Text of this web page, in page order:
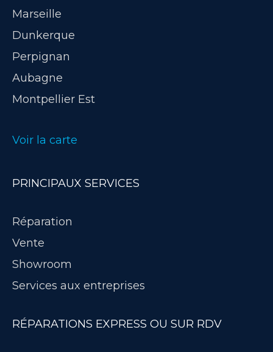
Marseille
Dunkerque
Perpignan
Aubagne
Montpellier Est
Voir la carte
PRINCIPAUX SERVICES
Réparation
Vente
Showroom
Services aux entreprises
RÉPARATIONS EXPRESS OU SUR RDV